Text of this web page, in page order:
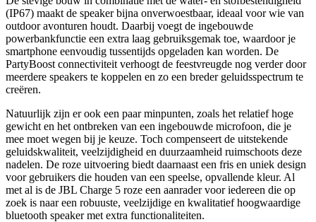
(IP67) maakt de speaker bijna onverwoestbaar, ideaal voor wie van
outdoor avonturen houdt. Daarbij voegt de ingebouwde
powerbankfunctie een extra laag gebruiksgemak toe, waardoor je
smartphone eenvoudig tussentijds opgeladen kan worden. De
PartyBoost connectiviteit verhoogt de feestvreugde nog verder door
meerdere speakers te koppelen en zo een breder geluidsspectrum te
creëren.
Natuurlijk zijn er ook een paar minpunten, zoals het relatief hoge
gewicht en het ontbreken van een ingebouwde microfoon, die je
mee moet wegen bij je keuze. Toch compenseert de uitstekende
geluidskwaliteit, veelzijdigheid en duurzaamheid ruimschoots deze
nadelen. De roze uitvoering biedt daarnaast een fris en uniek design
voor gebruikers die houden van een speelse, opvallende kleur. Al
met al is de JBL Charge 5 roze een aanrader voor iedereen die op
zoek is naar een robuuste, veelzijdige en kwalitatief hoogwaardige
bluetooth speaker met extra functionaliteiten.